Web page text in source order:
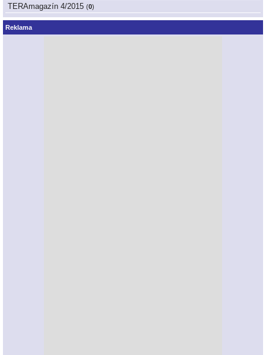
TERAmagazín 4/2015 (0)
Reklama